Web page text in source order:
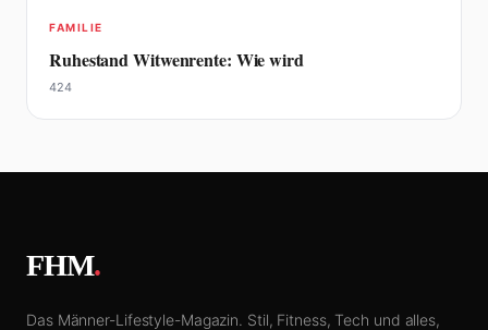
FAMILIE
Ruhestand Witwenrente: Wie wird
424
FHM.
Das Männer-Lifestyle-Magazin. Stil, Fitness, Tech und alles,